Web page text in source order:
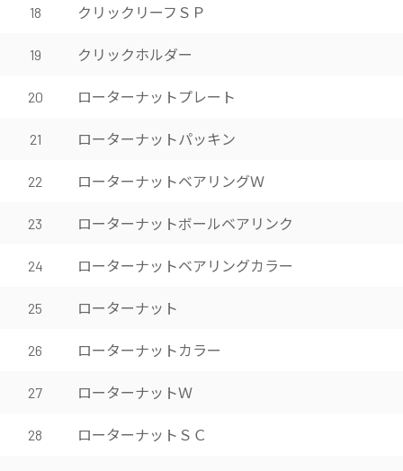
18 クリックリーフＳＰ
19 クリックホルダー
20 ローターナットプレート
21 ローターナットパッキン
22 ローターナットベアリングＷ
23 ローターナットボールベアリンク
24 ローターナットベアリングカラー
25 ローターナット
26 ローターナットカラー
27 ローターナットＷ
28 ローターナットＳＣ